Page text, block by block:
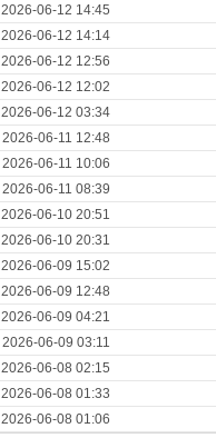
2026-06-12 14:45
2026-06-12 14:14
2026-06-12 12:56
2026-06-12 12:02
2026-06-12 03:34
2026-06-11 12:48
2026-06-11 10:06
2026-06-11 08:39
2026-06-10 20:51
2026-06-10 20:31
2026-06-09 15:02
2026-06-09 12:48
2026-06-09 04:21
2026-06-09 03:11
2026-06-08 02:15
2026-06-08 01:33
2026-06-08 01:06